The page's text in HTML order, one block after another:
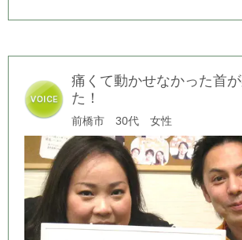
痛くて動かせなかった首
た！
前橋市 30代 女性